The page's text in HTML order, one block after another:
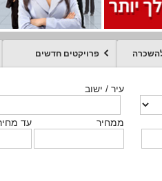
פרויקטים חדשים
עיר / ישוב
ממחיר עד
עיר / ישוב
ממחיר עד
עיר / ישוב
ממחיר עד
עיר / ישוב
ממחיר עד
ממחיר
עיר / ישוב
מקומה עד
עיר / ישוב
ממחיר עד מחיר